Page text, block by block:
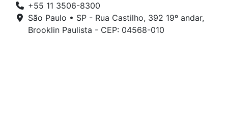
+55 11 3506-8300
São Paulo • SP - Rua Castilho, 392 19º andar,
Brooklin Paulista - CEP: 04568-010